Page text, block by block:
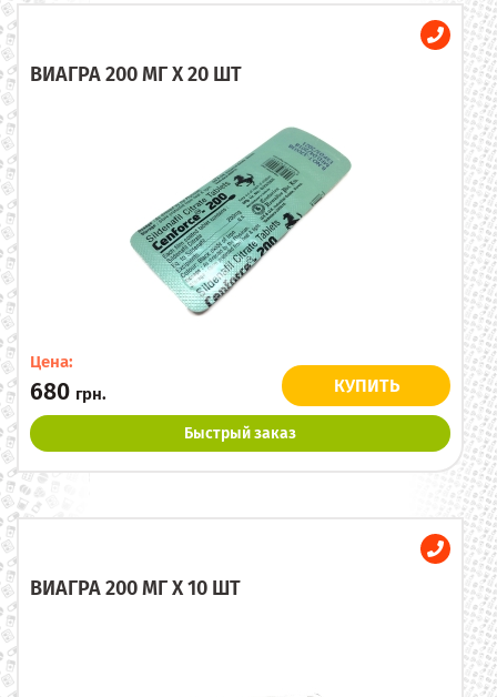
ВИАГРА 200 МГ X 20 ШТ
Цена:
680 грн. КУПИТЬ
Быстрый заказ
ВИАГРА 200 МГ X 10 ШТ